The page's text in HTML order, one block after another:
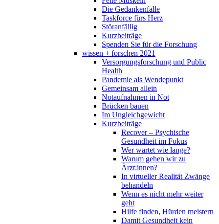
Die Gedankenfalle
Taskforce fürs Herz
Störanfällig
Kurzbeiträge
Spenden Sie für die Forschung
wissen + forschen 2021
Versorgungsforschung und Public
Health
Pandemie als Wendepunkt
Gemeinsam allein
Notaufnahmen in Not
Brücken bauen
Im Ungleichgewicht
Kurzbeiträge
Recover – Psychische
Gesundheit im Fokus
Wer wartet wie lange?
Warum gehen wir zu
Ärzt:innen?
In virtueller Realität Zwänge
behandeln
Wenn es nicht mehr weiter
geht
Hilfe finden, Hürden meistern
Damit Gesundheit kein